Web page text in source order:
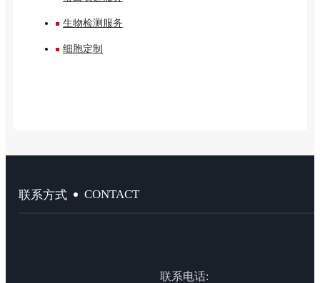
生物检测服务
细胞定制
联系方式 CONTACT
联系电话: